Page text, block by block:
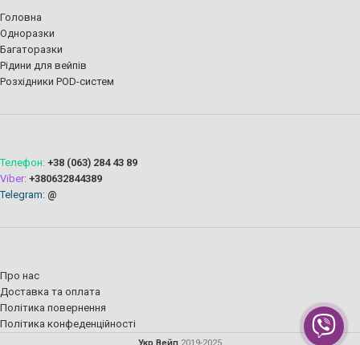
Головна
Одноразки
Багаторазки
Рідини для вейпів
Розхідники POD-систем
Телефон: +38 (063) 284 43 89
Viber: +380632844389
Telegram: @
Про нас
Доставка та оплата
Політика повернення
Політика конфеденційності
Укр Вейп 2019-2025